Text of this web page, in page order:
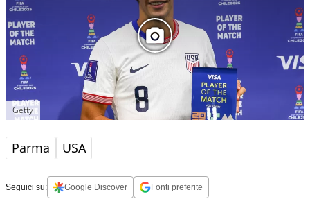
Getty
Parma USA
Seguici su: Google Discover Fonti preferite